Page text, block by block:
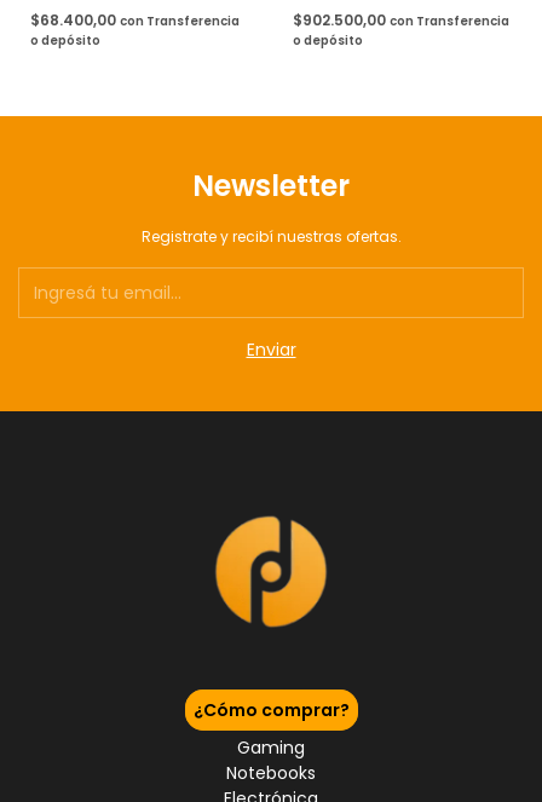
$68.400,00 con Transferencia
o depósito
$902.500,00 con Transferencia
o depósito
Newsletter
Registrate y recibí nuestras ofertas.
¿Cómo comprar?
Gaming
Notebooks